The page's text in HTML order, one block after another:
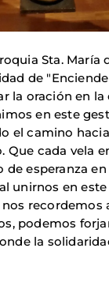
Sta. María
de
la oración en la
en este
el camino
Que cada vela
de esperanza
unirnos en
recordemos
podemos
la